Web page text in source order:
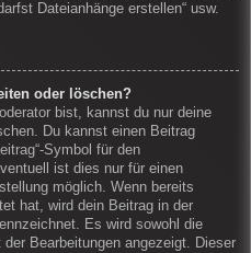
Dateianhänge erstellen“ usw.
oder löschen?
bist, kannst du nur deine
Du kannst einen Beitrag
Symbol für den
ist dies nur für einen
möglich. Wenn bereits
hat, wird dein Beitrag in der
Es wird sowohl die
Bearbeitungen angezeigt. Dieser